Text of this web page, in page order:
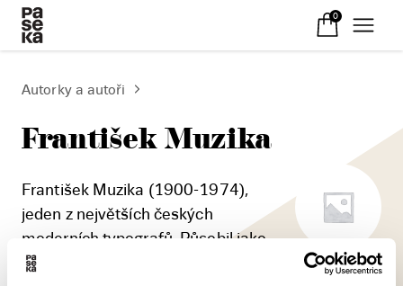
0
Autorky a autoři
František Muzika
František Muzika (1900-1974),
jeden z největších českých
moderních typografů. Působil jako
profesor grafiky a písmařství na Vysoké škole